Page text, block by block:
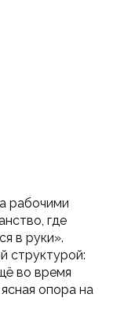
рабочими
где
в руки».
структурой:
во время
опора на